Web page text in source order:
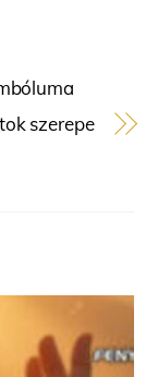
szerepe